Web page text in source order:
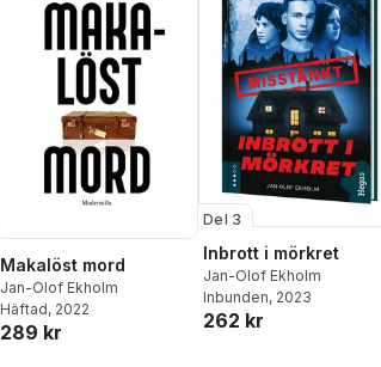
Makalöst mord
Jan-Olof Ekholm
Häftad, 2022
289 kr
Del 3
Inbrott i mörkret
Jan-Olof Ekholm
Inbunden, 2023
262 kr